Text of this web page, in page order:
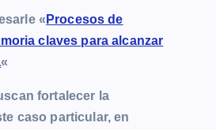
k
m
« Procesos de
claves para alcanzar
«
fortalecer la
caso particular, en